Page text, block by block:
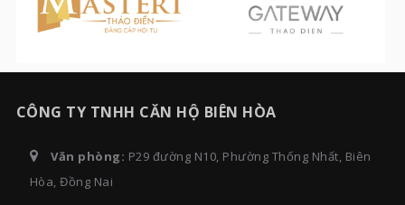
CÔNG TY TNHH CĂN HỘ BIÊN HÒA
Văn phòng: P29 đường N10, Phường Thống Nhất, Biên
Hòa, Đồng Nai